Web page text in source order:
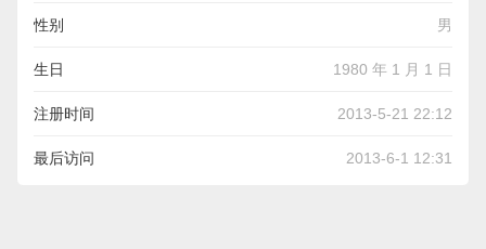
性别 男
生日 1980 年 1 月 1 日
注册时间 2013-5-21 22:12
最后访问 2013-6-1 12:31